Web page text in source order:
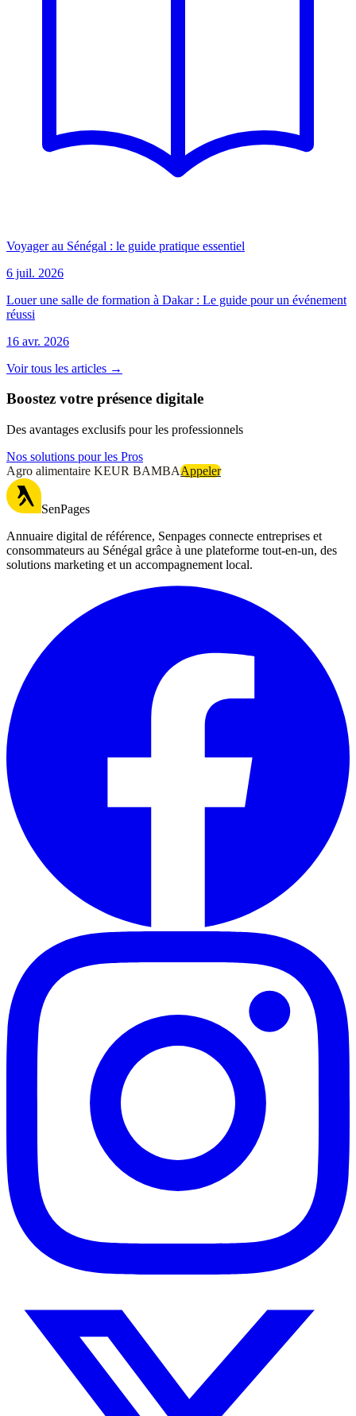
Voyager au Sénégal : le guide pratique essentiel
6 juil. 2026
Louer une salle de formation à Dakar : Le guide pour un événement
réussi
16 avr. 2026
Voir tous les articles →
Boostez votre présence digitale
Des avantages exclusifs pour les professionnels
Nos solutions pour les Pros
Agro alimentaire KEUR BAMBAAppeler
SenPages
Annuaire digital de référence, Senpages connecte entreprises et
consommateurs au Sénégal grâce à une plateforme tout-en-un, des
solutions marketing et un accompagnement local.